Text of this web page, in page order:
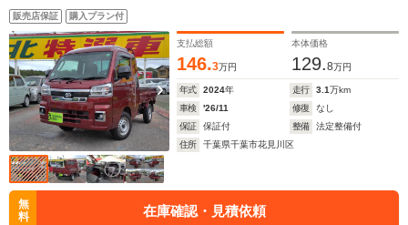
販売店保証 購入プラン付
支払総額
146.3万円
本体価格
129.8万円
年式 2024年 走行 3.1万km
車検
'26/11 修復
なし
保証
保証付 整備
法定整備付
住所
千葉県千葉市花見川区
無
料
在庫確認・見積依頼